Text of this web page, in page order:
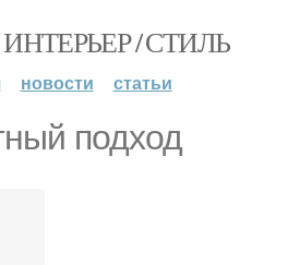
/ СТИЛЬ
новости статьи
подход